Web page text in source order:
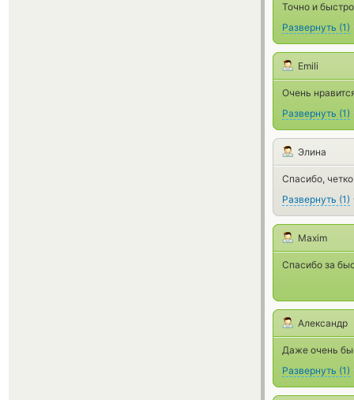
Точно и быстро
Развернуть (1)
Emili
Очень
Развернуть (1)
Элина
Спасибо,
Развернуть (1)
Maxim
Спасибо за
Александр
Даже очень
Развернуть (1)